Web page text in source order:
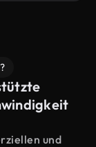
und